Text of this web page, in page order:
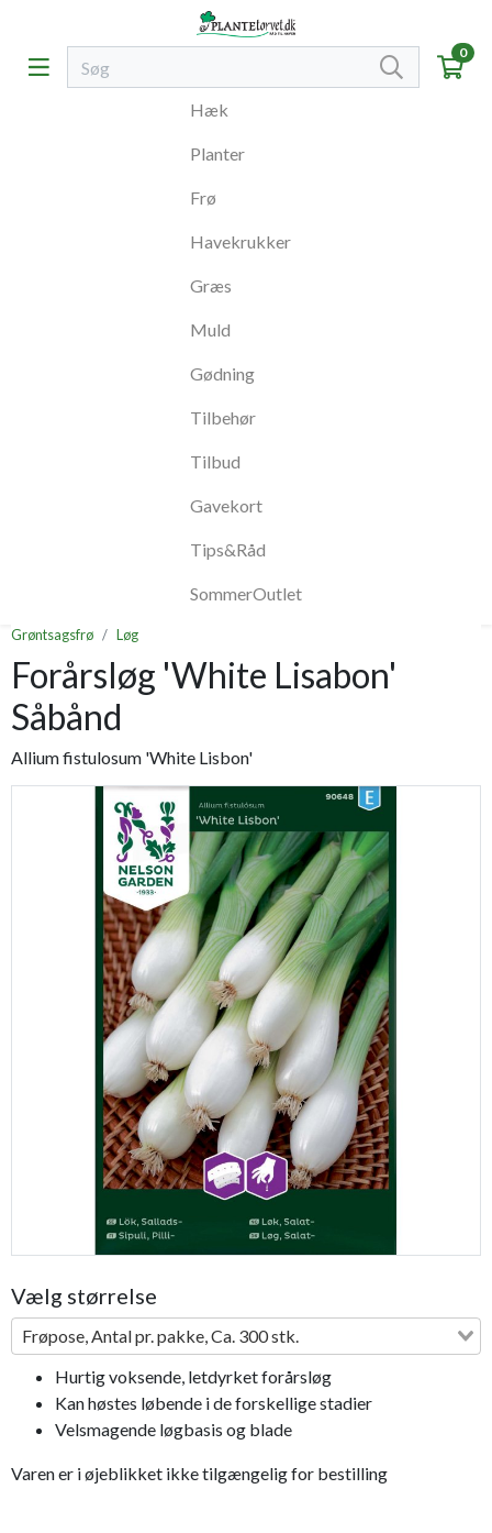
0
Hæk
Planter
Frø
Havekrukker
Græs
Muld
Gødning
Tilbehør
Tilbud
Gavekort
Tips&Råd
SommerOutlet
Grøntsagsfrø Løg
Forårsløg 'White Lisabon'
Såbånd
Allium fistulosum 'White Lisbon'
Previous
Vælg størrelse
Frøpose, Antal pr. pakke, Ca. 300 stk.
Hurtig voksende, letdyrket forårsløg
Kan høstes løbende i de forskellige stadier
Velsmagende løgbasis og blade
Varen er i øjeblikket ikke tilgængelig for bestilling